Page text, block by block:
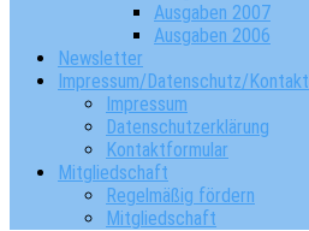
Ausgaben 2007
Ausgaben 2006
Newsletter
Impressum/Datenschutz/Kontakt
Impressum
Datenschutzerklärung
Kontaktformular
Mitgliedschaft
Regelmäßig fördern
Mitgliedschaft